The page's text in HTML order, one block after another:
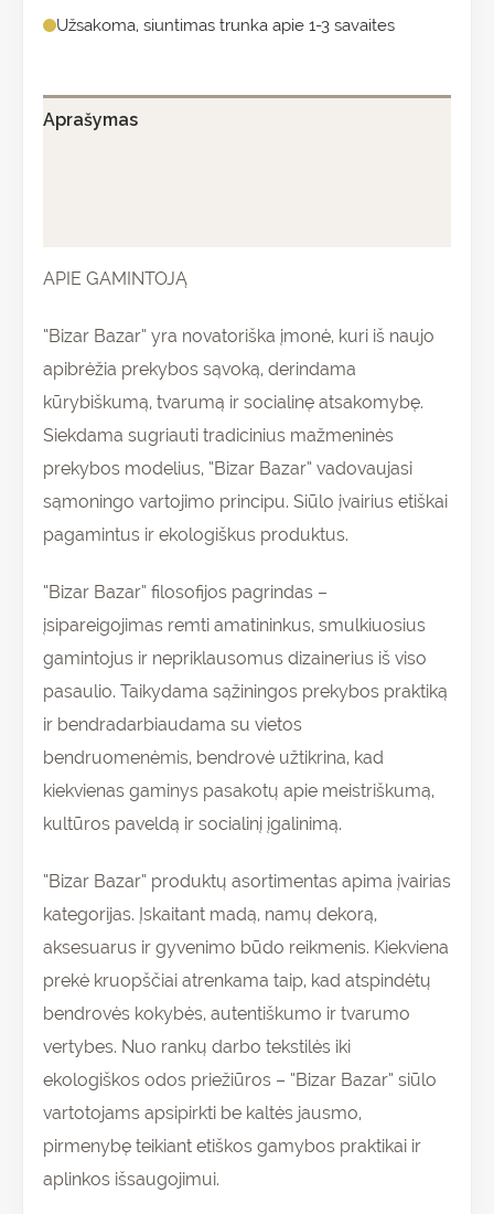
Užsakoma, siuntimas trunka apie 1-3 savaites
Aprašymas
APIE GAMINTOJĄ
“Bizar Bazar” yra novatoriška įmonė, kuri iš naujo
apibrėžia prekybos sąvoką, derindama
kūrybiškumą, tvarumą ir socialinę atsakomybę.
Siekdama sugriauti tradicinius mažmeninės
prekybos modelius, “Bizar Bazar” vadovaujasi
sąmoningo vartojimo principu. Siūlo įvairius etiškai
pagamintus ir ekologiškus produktus.
“Bizar Bazar” filosofijos pagrindas –
įsipareigojimas remti amatininkus, smulkiuosius
gamintojus ir nepriklausomus dizainerius iš viso
pasaulio. Taikydama sąžiningos prekybos praktiką
ir bendradarbiaudama su vietos
bendruomenėmis, bendrovė užtikrina, kad
kiekvienas gaminys pasakotų apie meistriškumą,
kultūros paveldą ir socialinį įgalinimą.
“Bizar Bazar” produktų asortimentas apima įvairias
kategorijas. Įskaitant madą, namų dekorą,
aksesuarus ir gyvenimo būdo reikmenis. Kiekviena
prekė kruopščiai atrenkama taip, kad atspindėtų
bendrovės kokybės, autentiškumo ir tvarumo
vertybes. Nuo rankų darbo tekstilės iki
ekologiškos odos priežiūros – “Bizar Bazar” siūlo
vartotojams apsipirkti be kaltės jausmo,
pirmenybę teikiant etiškos gamybos praktikai ir
aplinkos išsaugojimui.